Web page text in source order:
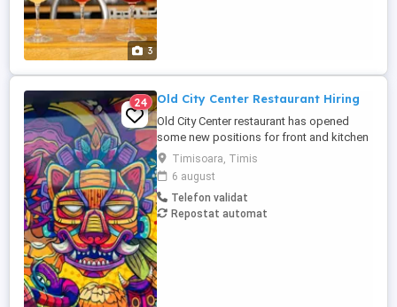
3
24 Old City Center Restaurant Hiring
Old City Center restaurant has opened
some new positions for front and kitchen
Type of contract: part-time and full time
For more info,
Timisoara, Timis
6 august
Telefon validat
Repostat automat